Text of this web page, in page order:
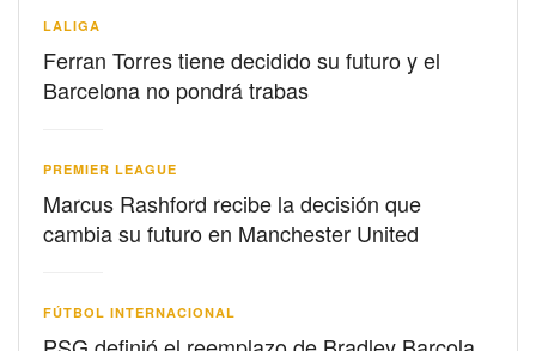
LALIGA
Ferran Torres tiene decidido su futuro y el
Barcelona no pondrá trabas
PREMIER LEAGUE
Marcus Rashford recibe la decisión que
cambia su futuro en Manchester United
FÚTBOL INTERNACIONAL